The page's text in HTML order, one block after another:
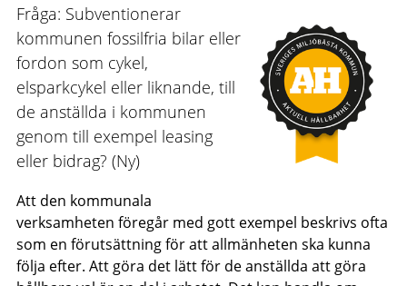
Fråga: Subventionerar
kommunen fossilfria bilar eller
fordon som cykel,
elsparkcykel eller liknande, till
de anställda i kommunen
genom till exempel leasing
eller bidrag? (Ny)
Att den kommunala
verksamheten föregår med gott exempel beskrivs ofta
som en förutsättning för att allmänheten ska kunna
följa efter. Att göra det lätt för de anställda att göra